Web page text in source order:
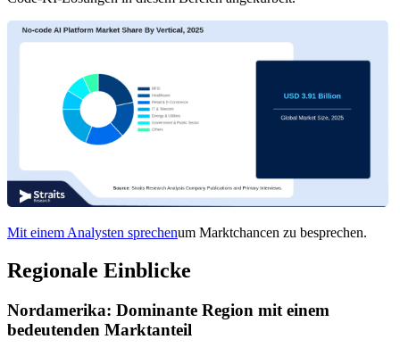
Mit einem Analysten sprechenum Marktchancen zu besprechen.
Regionale Einblicke
Nordamerika: Dominante Region mit einem
bedeutenden Marktanteil